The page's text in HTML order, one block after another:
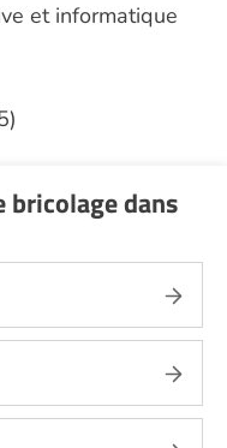
et informatique
ménage,
Loiret (45)
(45)
vous
compagnie Loiret
bricolage dans